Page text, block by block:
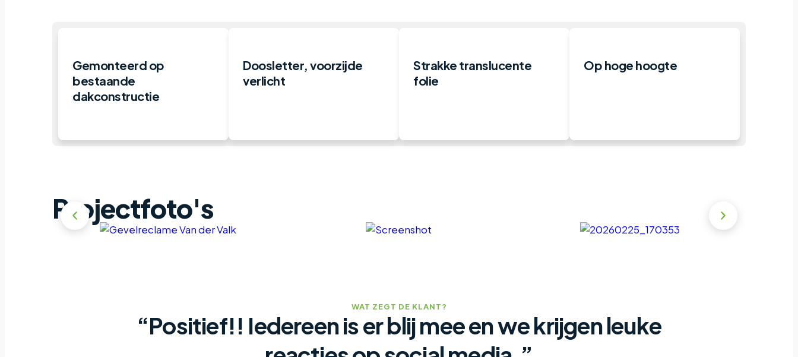
Gemonteerd op
bestaande
dakconstructie
Doosletter, voorzijde
verlicht
Strakke translucente
folie
Op hoge hoogte
Projectfoto's
WAT ZEGT DE KLANT?
“Positief!! Iedereen is er blij mee en we krijgen leuke